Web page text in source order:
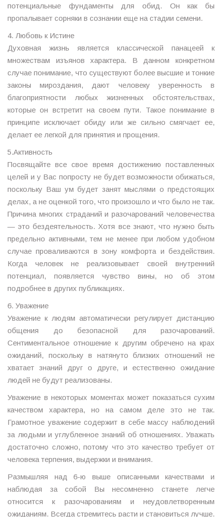
потенциальные фундаменты для обид. Он как бы
пропалывает сорняки в сознании еще на стадии семени.
4. Любовь к Истине
Духовная жизнь является классической панацеей к
множествам изъянов характера. В данном конкретном
случае понимание, что существуют более высшие и тонкие
законы мироздания, дают человеку уверенность в
благоприятности любых жизненных обстоятельствах,
которые он встретит на своем пути. Такое понимание в
принципе исключает обиду или же сильно смягчает ее,
делает ее легкой для принятия и прощения.
5.Активность
Посвящайте все свое время достижению поставленных
целей и у Вас попросту не будет возможности обижаться,
поскольку Ваш ум будет занят мыслями о предстоящих
делах, а не оценкой того, что произошло и что было не так.
Причина многих страданий и разочарований человечества
— это бездеятельность. Хотя все знают, что нужно быть
предельно активными, тем не менее при любом удобном
случае проваливаются в зону комфорта и бездействия.
Когда человек не реализовывает своей внутренний
потенциал, появляется чувство вины, но об этом
подробнее в других публикациях.
6. Уважение
Уважение к людям автоматически регулирует дистанцию
общения до безопасной для разочарований.
Сентиментальное отношение к другим обречено на крах
ожиданий, поскольку в натянуто близких отношений не
хватает знаний друг о друге, и естественно ожидание
людей не будут реализованы.
Уважение в некоторых моментах может показаться сухим
качеством характера, но на самом деле это не так.
Грамотное уважение содержит в себе массу наблюдений
за людьми и углубленное знаний об отношениях. Уважать
достаточно сложно, потому что это качество требует от
человека терпения, выдержки и внимания.
Размышляя над 6-ю выше описанными качествами и
наблюдая за собой Вы несомненно станете легче
относится к разочарованиям и неудовлетворенным
ожиданиям. Всегда стремитесь расти и становиться лучше.